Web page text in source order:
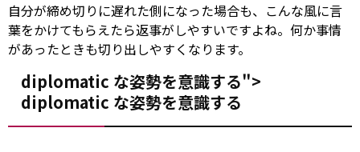
自分が締め切りに遅れた側になった場合も、こんな風に言
葉をかけてもらえたら返事がしやすいですよね。何か事情
があったときも切り出しやすくなります。
diplomatic な姿勢を意識する">
diplomatic な姿勢を意識する